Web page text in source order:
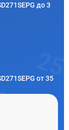
до 3
от 35